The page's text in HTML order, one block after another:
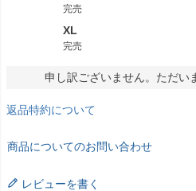
完売
XL
完売
申し訳ございません。ただい
返品特約について
商品についてのお問い合わせ
レビューを書く